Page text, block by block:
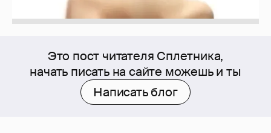
Это пост читателя Сплетника,
начать писать на сайте можешь и ты
Написать блог